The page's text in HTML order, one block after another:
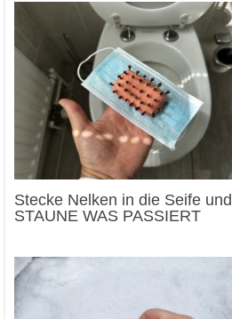
Stecke Nelken in die Seife und
STAUNE WAS PASSIERT